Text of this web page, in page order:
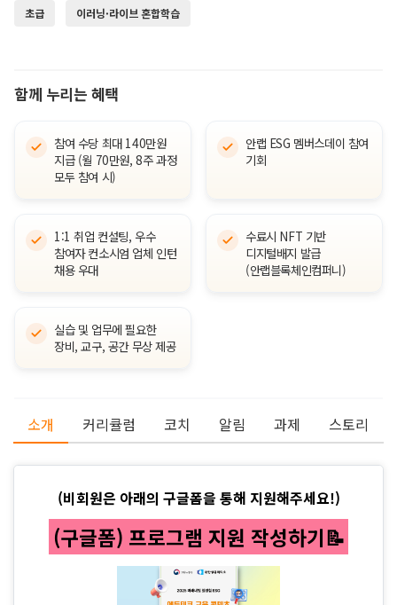
초급 이러닝·라이브 혼합학습
함께 누리는 혜택
참여 수당 최대 140만원
지급 (월 70만원, 8주 과정
모두 참여 시)
안랩 ESG 멤버스데이 참여
기회
1:1 취업 컨설팅, 우수
참여자 컨소시엄 업체 인턴
채용 우대
수료시 NFT 기반
디지털배지 발급
(안랩블록체인컴퍼니)
실습 및 업무에 필요한
장비, 교구, 공간 무상 제공
소개 커리큘럼 코치 알림 과제 스토리
(비회원은 아래의 구글폼을 통해 지원해주세요!)
(구글폼) 프로그램 지원 작성하기📝